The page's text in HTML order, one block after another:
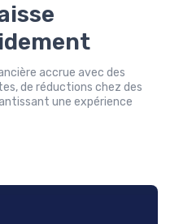
accrue avec des
de réductions chez des
une expérience